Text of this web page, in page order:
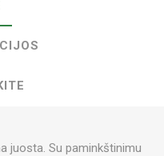
juosta. Su paminkštinimu